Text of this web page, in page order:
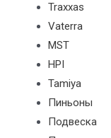
Traxxas
Vaterra
MST
HPI
Tamiya
Пиньоны
Подвеска